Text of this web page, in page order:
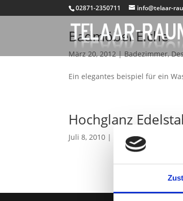
02871-2350711 info@telaar-
Badmöbel Eiche
März 20, 2012|Badezimmer,
Ein elegantes beispiel für ein
Hochglanz
Juli 8, 2010 | Tische